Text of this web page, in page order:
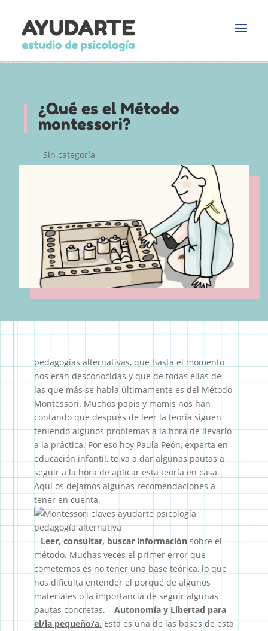
¿Qué es el Método
montessori?
Sin categoría
pedagogías alternativas, que hasta el momento
nos eran desconocidas y que de todas ellas de
las que más se habla últimamente es del Método
Montessori. Muchos papis y mamis nos han
contando que después de leer la teoría siguen
teniendo algunos problemas a la hora de llevarlo
a la práctica. Por eso hoy Paula Peón, experta en
educación infantil, te va a dar algunas pautas a
seguir a la hora de aplicar esta teoría en casa.
Aquí os dejamos algunas recomendaciones a
tener en cuenta.
– Leer, consultar, buscar información sobre el
método.Muchas veces el primer error que
cometemos es no tener una base teórica, lo que
nos dificulta entender el porqué de algunos
materiales o la importancia de seguir algunas
pautas concretas. – Autonomía y Libertad para
el/la pequeño/a. Esta es una de las bases de esta